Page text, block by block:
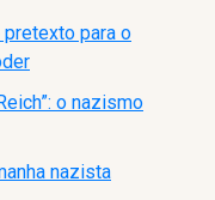
para o
o nazismo
nazista